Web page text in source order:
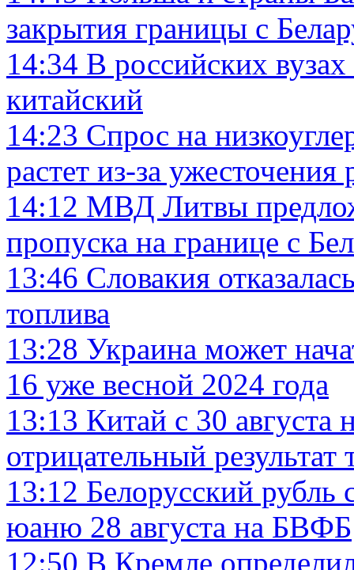
закрытия границы с
14:34 В российских
китайский
14:23 Спрос на
растет из-за
14:12 МВД Литвы
пропуска на границе с
13:46 Словакия
топлива
13:28 Украина может
16 уже весной 2024 года
13:13 Китай с 30 августа
отрицательный
13:12 Белорусский рубль
юаню 28 августа на БВФБ
12:50 В Кремле